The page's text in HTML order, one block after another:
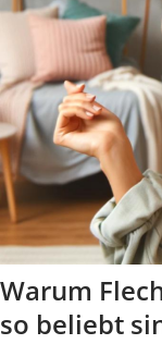
Warum
so beliebt